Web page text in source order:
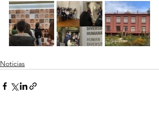
Noticias